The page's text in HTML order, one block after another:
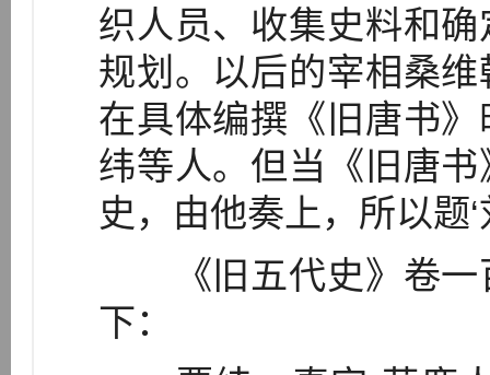
织人员、收集史料和
规划。以后的宰相桑
在具体编撰《旧唐书
纬等人。但当《旧唐
史，由他奏上，所以题‘
《旧五代史》卷一
下：